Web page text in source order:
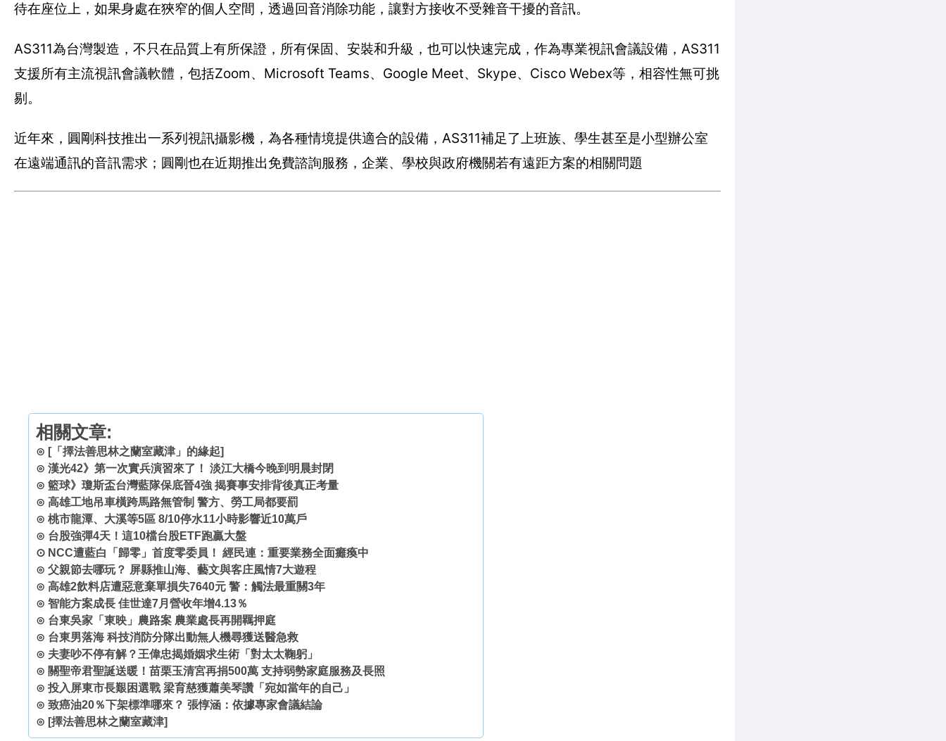
待在座位上，如果身處在狹窄的個人空間，透過回音消除功能，讓對方接收不受雜音干擾的音訊。
AS311為台灣製造，不只在品質上有所保證，所有保固、安裝和升級，也可以快速完成，作為專業視訊會議設備，AS311
支援所有主流視訊會議軟體，包括Zoom、Microsoft Teams、Google Meet、Skype、Cisco Webex等，相容性無可挑
剔。
近年來，圓剛科技推出一系列視訊攝影機，為各種情境提供適合的設備，AS311補足了上班族、學生甚至是小型辦公室
在遠端通訊的音訊需求；圓剛也在近期推出免費諮詢服務，企業、學校與政府機關若有遠距方案的相關問題
相關文章:
⊙ [「擇法善思林之蘭室藏津」的緣起]
⊙ 漢光42》第一次實兵演習來了！ 淡江大橋今晚到明晨封閉
⊙ 籃球》瓊斯盃台灣藍隊保底晉4強 揭賽事安排背後真正考量
⊙ 高雄工地吊車橫跨馬路無管制 警方、勞工局都要罰
⊙ 桃市龍潭、大溪等5區 8/10停水11小時影響近10萬戶
⊙ 台股強彈4天！這10檔台股ETF跑贏大盤
⊙ NCC遭藍白「歸零」首度零委員！ 經民連：重要業務全面癱瘓中
⊙ 父親節去哪玩？ 屏縣推山海、藝文與客庄風情7大遊程
⊙ 高雄2飲料店遭惡意棄單損失7640元 警：觸法最重關3年
⊙ 智能方案成長 佳世達7月營收年增4.13％
⊙ 台東吳家「東映」農路案 農業處長再開羈押庭
⊙ 台東男落海 科技消防分隊出動無人機尋獲送醫急救
⊙ 夫妻吵不停有解？王偉忠揭婚姻求生術「對太太鞠躬」
⊙ 關聖帝君聖誕送暖！苗栗玉清宮再捐500萬 支持弱勢家庭服務及長照
⊙ 投入屏東市長艱困選戰 梁育慈獲蕭美琴讚「宛如當年的自己」
⊙ 致癌油20％下架標準哪來？ 張惇涵：依據專家會議結論
⊙ [擇法善思林之蘭室藏津]